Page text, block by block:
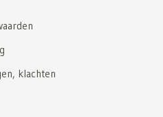
klachten